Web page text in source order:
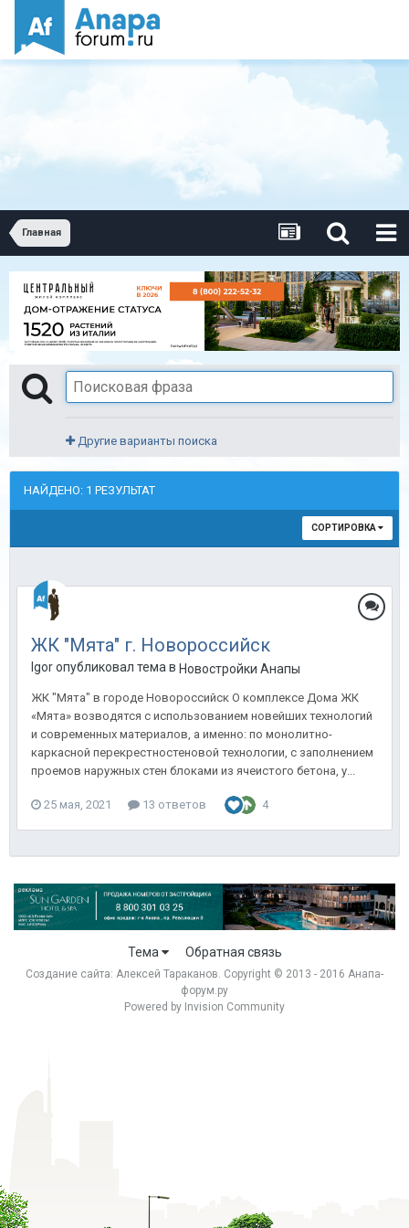
Главная
Другие варианты поиска
НАЙДЕНО: 1 РЕЗУЛЬТАТ
СОРТИРОВКА
ЖК "Мята" г. Новороссийск
Igor опубликовал тема в Новостройки Анапы
ЖК "Мята" в городе Новороссийск О комплексе Дома ЖК
«Мята» возводятся с использованием новейших технологий
и современных материалов, а именно: по монолитно-
каркасной перекрестностеновой технологии, с заполнением
проемов наружных стен блоками из ячеистого бетона, у...
25 мая, 2021 13 ответов 4
Тема Обратная связь
Создание сайта: Алексей Тараканов. Copyright © 2013 - 2016 Анапа-
форум.ру
Powered by Invision Community